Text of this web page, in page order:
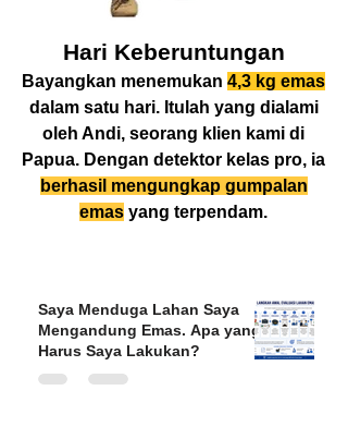
Hari Keberuntungan
Bayangkan menemukan 4,3 kg emas
dalam satu hari. Itulah yang dialami
oleh Andi, seorang klien kami di
Papua. Dengan detektor kelas pro, ia
berhasil mengungkap gumpalan
emas yang terpendam.
Saya Menduga Lahan Saya
Mengandung Emas. Apa yang
Harus Saya Lakukan?